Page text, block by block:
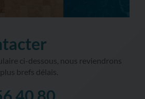
ci-dessous, nous reviendrons
brefs délais.